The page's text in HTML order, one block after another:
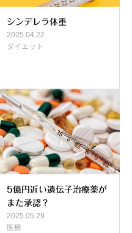
シンデレラ体重
2025.04.22
ダイエット
5億円近い遺伝子治療薬が
また承認？
2025.05.29
医療